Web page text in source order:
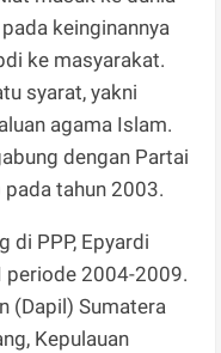
keinginannya
ke masyarakat.
syarat, yakni
agama Islam.
dengan Partai
tahun 2003.
di PPP, Epyardi
periode 2004-2009.
(Dapil) Sumatera
Kepulauan